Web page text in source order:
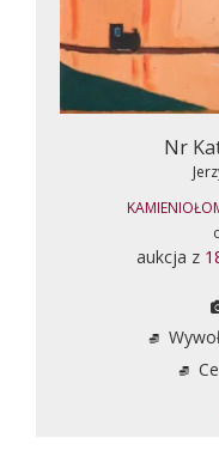
Nr
aukcja z